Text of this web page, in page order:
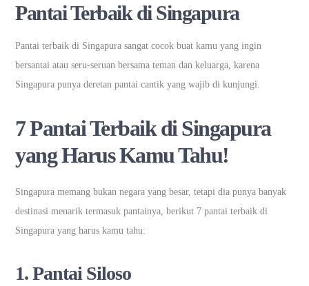
Pantai Terbaik di Singapura
Pantai terbaik di Singapura sangat cocok buat kamu yang ingin
bersantai atau seru-seruan bersama teman dan keluarga, karena
Singapura punya deretan pantai cantik yang wajib di kunjungi.
7 Pantai Terbaik di Singapura
yang Harus Kamu Tahu!
Singapura memang bukan negara yang besar, tetapi dia punya banyak
destinasi menarik termasuk pantainya, berikut 7 pantai terbaik di
Singapura yang harus kamu tahu:
1.Pantai Siloso